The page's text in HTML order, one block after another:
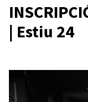
| Estiu 24